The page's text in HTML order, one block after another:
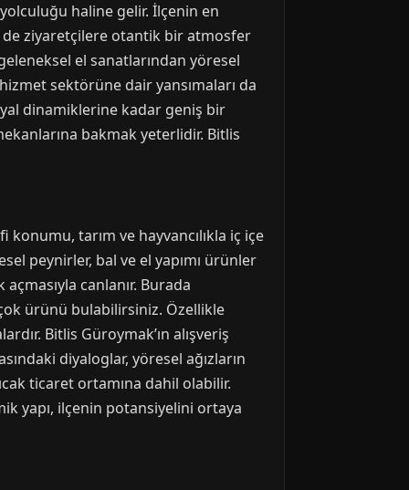
haline gelir. İlçenin en
de ziyaretçilere otantik bir atmosfer
el sanatlarından yöresel
sektörüne dair yansımaları da
dinamiklerine kadar geniş bir
bakmak yeterlidir. Bitlis
tarım ve hayvancılıkla iç içe
peynirler, bal ve el yapımı ürünler
canlanır. Burada
ürünü bulabilirsiniz. Özellikle
Bitlis Güroymak’ın alışveriş
diyaloglar, yöresel ağızların
ticaret ortamına dahil olabilir.
yapı, ilçenin potansiyelini ortaya